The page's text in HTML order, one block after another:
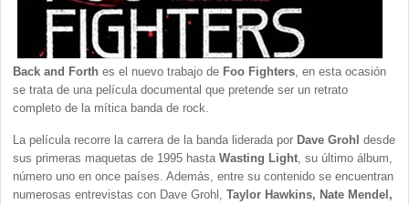
Back and Forth es el nuevo trabajo de Foo Fighters, en esta ocasión
se trata de una película documental que pretende ser un retrato
completo de la mítica banda de rock.
La película recorre la carrera de la banda liderada por Dave Grohl desde
sus primeras maquetas de 1995 hasta Wasting Light, su último álbum,
número uno en once países. Además, entre su contenido se encuentran
numerosas entrevistas con Dave Grohl, Taylor Hawkins, Nate Mendel,